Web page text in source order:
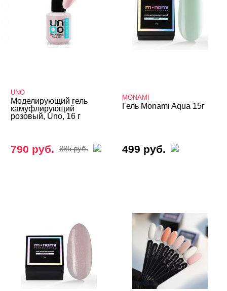
IVA Nails
MIO Nails
MONAMI
СИСТЕМА МОДЕЛИРОВАНИЯ Cвернуть
UNO
Моделирующий гель
камуфлирующий
розовый, Uno, 16 г
790 руб. 995 руб.
MONAMI
Гель Monami Aqua 15г
499 руб.